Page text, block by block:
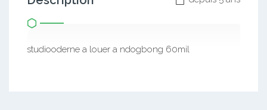
studiooderne a louer a ndogbong 60mil